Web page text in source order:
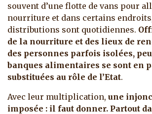
souvent d’une flotte de vans pour
nourriture et dans certains
distributions sont quotidiennes.
de la nourriture et des lieux de
des personnes parfois isolées,
banques alimentaires se sont en
substituées au rôle de l’Etat.
Avec leur multiplication, une
imposée : il faut donner. Partout